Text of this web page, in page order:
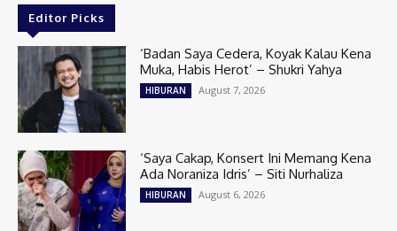
Editor Picks
‘Badan Saya Cedera, Koyak Kalau Kena
Muka, Habis Herot’ – Shukri Yahya
HIBURAN August 7, 2026
‘Saya Cakap, Konsert Ini Memang Kena
Ada Noraniza Idris’ – Siti Nurhaliza
HIBURAN August 6, 2026